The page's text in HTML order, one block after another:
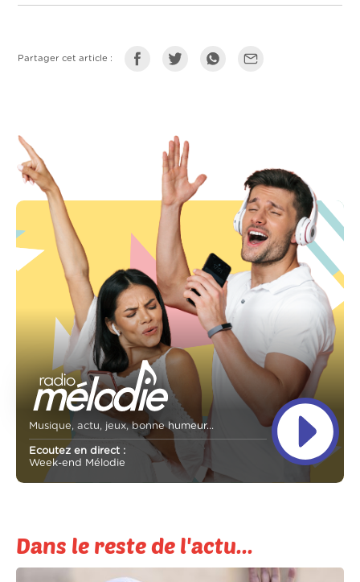
Partager cet article :
Musique, actu, jeux, bonne humeur...
Ecoutez en direct :
Week-end Mélodie
Dans le reste de l'actu...